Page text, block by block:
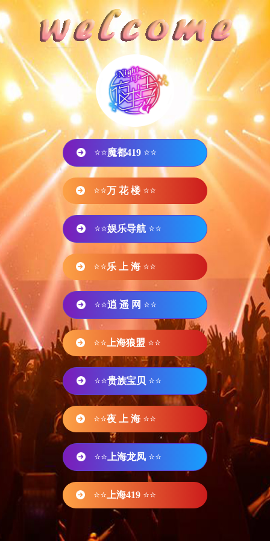
⭐⭐魔都419 ⭐⭐
⭐⭐万 花 楼 ⭐⭐
⭐⭐娱乐导航 ⭐⭐
⭐⭐乐 上 海 ⭐⭐
⭐⭐逍 遥 网 ⭐⭐
⭐⭐ 上海狼盟 ⭐⭐
⭐⭐贵族宝贝 ⭐⭐
⭐⭐夜 上 海 ⭐⭐
⭐⭐ 上海龙凤 ⭐⭐
⭐⭐ 上海419 ⭐⭐